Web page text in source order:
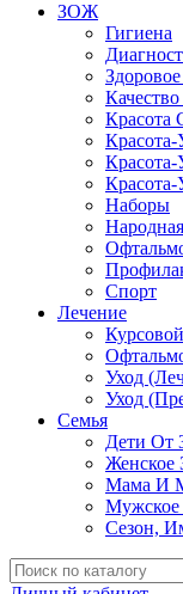
ЗОЖ
Гигиена
Красота
Красота-
Наборы
Спорт
Лечение
Уход
Уход
Семья
Дети От
Женское
Мама И
Мужское
Сезон,